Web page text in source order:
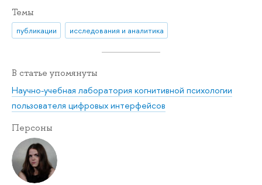
Темы
публикации исследования и аналитика
В статье упомянуты
Научно-учебная лаборатория когнитивной психологии
пользователя цифровых интерфейсов
Персоны